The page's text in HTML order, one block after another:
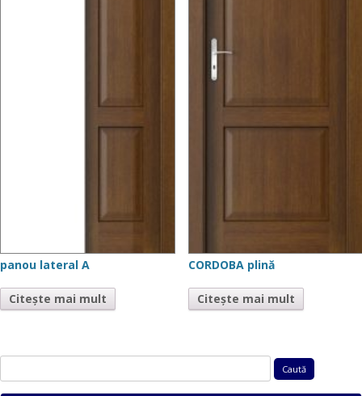
panou lateral A
Citește mai mult
CORDOBA plină
Citește mai mult
după: